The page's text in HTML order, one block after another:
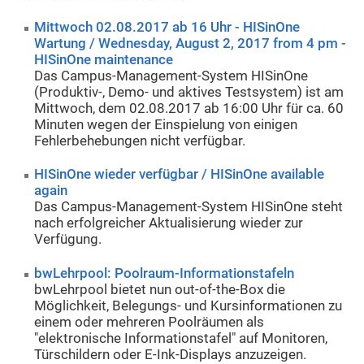
Mittwoch 02.08.2017 ab 16 Uhr - HISinOne
Wartung / Wednesday, August 2, 2017 from 4 pm -
HISinOne maintenance
Das Campus-Management-System HISinOne
(Produktiv-, Demo- und aktives Testsystem) ist am
Mittwoch, dem 02.08.2017 ab 16:00 Uhr für ca. 60
Minuten wegen der Einspielung von einigen
Fehlerbehebungen nicht verfügbar.
HISinOne wieder verfügbar / HISinOne available
again
Das Campus-Management-System HISinOne steht
nach erfolgreicher Aktualisierung wieder zur
Verfügung.
bwLehrpool: Poolraum-Informationstafeln
bwLehrpool bietet nun out-of-the-Box die
Möglichkeit, Belegungs- und Kursinformationen zu
einem oder mehreren Poolräumen als
"elektronische Informationstafel" auf Monitoren,
Türschildern oder E-Ink-Displays anzuzeigen.